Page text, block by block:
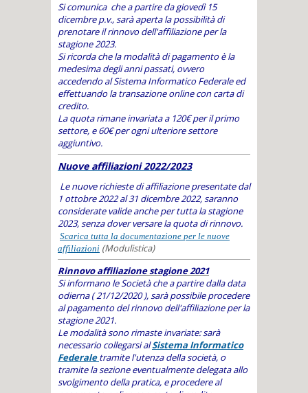
Si comunica che a partire da giovedì 15
dicembre p.v., sarà aperta la possibilità di
prenotare il rinnovo dell'affiliazione per la
stagione 2023.
Si ricorda che la modalità di pagamento è la
medesima degli anni passati, ovvero
accedendo al Sistema Informatico Federale ed
effettuando la transazione online con carta di
credito.
La quota rimane invariata a 120€ per il primo
settore, e 60€ per ogni ulteriore settore
aggiuntivo.
Nuove affiliazioni 2022/2023
Le nuove richieste di affiliazione presentate dal
1 ottobre 2022 al 31 dicembre 2022, saranno
considerate valide anche per tutta la stagione
2023, senza dover versare la quota di rinnovo.
Scarica tutta la documentazione per le nuove
affiliazioni (Modulistica)
Rinnovo affiliazione stagione 2021
Si informano le Società che a partire dalla data
odierna ( 21/12/2020 ), sarà possibile procedere
al pagamento del rinnovo dell'affiliazione per la
stagione 2021.
Le modalità sono rimaste invariate: sarà
necessario collegarsi alSistema Informatico
Federale tramite l'utenza della società, o
tramite la sezione eventualmente delegata allo
svolgimento della pratica, e procedere al